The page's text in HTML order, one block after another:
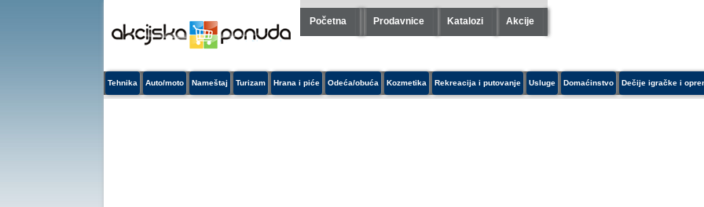
Početna Prodavnice Katalozi Akcije
Tehnika Auto/moto Nameštaj Turizam Hrana i piće Odeća/obuća Kozmetika Rekreacija i putovanje Usluge Domaćinstvo Dečije igračke i